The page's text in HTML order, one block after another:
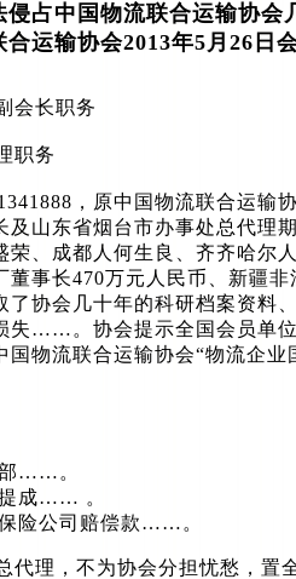
占中国物流联合运输协会
运输协会2013年5月26日
会长职务
职务
，原中国物流联合运输
山东省烟台市办事处总代理
、成都人何生良、齐齐哈尔
事长470万元人民币、新疆
协会几十年的科研档案资料
失……。协会提示全国会员单
物流联合运输协会“物流企业
……。
成…… 。
险公司赔偿款……。
理，不为协会分担忧愁，置